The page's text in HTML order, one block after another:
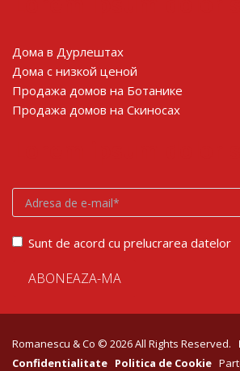
Дома в Дурлештах
Дома с низкой ценой
Продажа домов на Ботанике
Продажа домов на Скиносах
Sunt de acord cu prelucrarea datelor
Romanescu & Co © 2026 All Rights Reserved.
Confidentialitate Politica de Cookie